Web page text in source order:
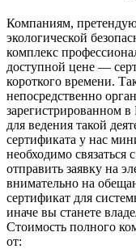
Компаниям,
экологической
комплекс
доступной цене —
короткого времени.
непосредственно
для ведения такой
сертификата у нас
необходимо
отправить заявку на
внимательно на
сертификат для
иначе вы станете
Стоимость полного
от: